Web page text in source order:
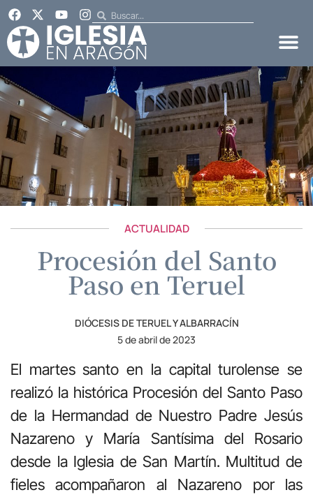
ACTUALIDAD
Procesión del Santo
Paso en Teruel
DIÓCESIS DE TERUEL Y ALBARRACÍN
5 de abril de 2023
El martes santo en la capital turolense se
realizó la histórica Procesión del Santo Paso
de la Hermandad de Nuestro Padre Jesús
Nazareno y María Santísima del Rosario
desde la Iglesia de San Martín. Multitud de
fieles acompañaron al Nazareno por las